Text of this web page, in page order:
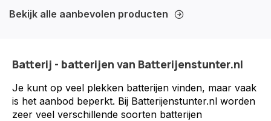
Bekijk alle aanbevolen producten
Batterij - batterijen van Batterijenstunter.nl
Je kunt op veel plekken batterijen vinden, maar vaak
is het aanbod beperkt. Bij Batterijenstunter.nl worden
zeer veel verschillende soorten batterijen